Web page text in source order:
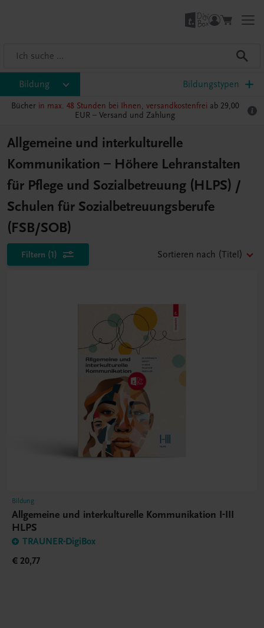
Bildung Bildungstypen
Bücher in max. 48 Stunden bei Ihnen, versandkostenfrei ab 29,00
EUR – Versand und Zahlung
Allgemeine und interkulturelle
Kommunikation – Höhere Lehranstalten
für Pflege und Sozialbetreuung (HLPS) /
Schulen für Sozialbetreuungsberufe
(FSB/SOB)
Filtern (1) Sortieren nach (Titel)
Bildung
Allgemeine und interkulturelle Kommunikation I-III
HLPS
TRAUNER-DigiBox
€ 20,77